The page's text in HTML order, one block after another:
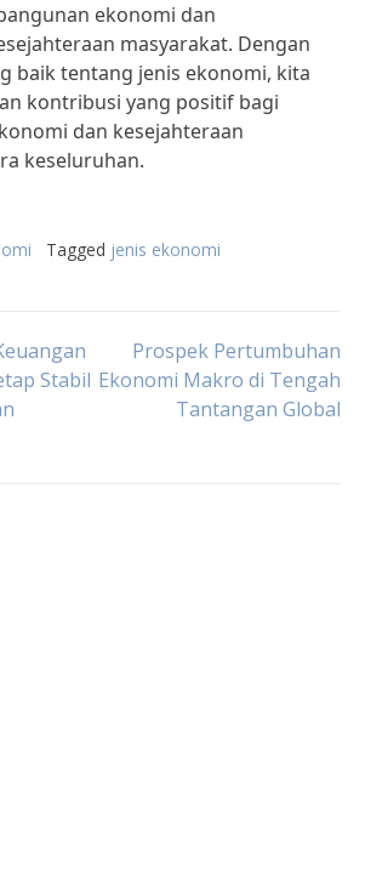
ekonomi dan
masyarakat. Dengan
baik tentang jenis ekonomi, kita
kontribusi yang positif bagi
dan kesejahteraan
keseluruhan.
Tagged jenis ekonomi
Stabil
Prospek Pertumbuhan
Ekonomi Makro di Tengah
Tantangan Global